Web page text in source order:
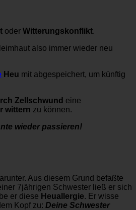
oder Witterungskonflikt.
also immer wieder neu
Heu mit abgespeichert, um künftig
Zellschwund eine
wittern zu können.
wieder passieren!
Aus diesem Grund befaßte
7jährigen Schwester ließ er sich
er diese Heuallergie. Er wisse
Kopf zu: Deine Schwester